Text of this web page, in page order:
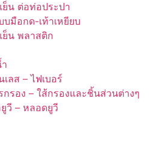
ย็น ต่อท่อประปา
บมือกด-เท้าเหยียบ
ย็น พลาสติก
ลส – ไฟเบอร์
กรอง – ใส้กรองและชิ้นส่วนต่างๆ
วี – หลอดยูวี